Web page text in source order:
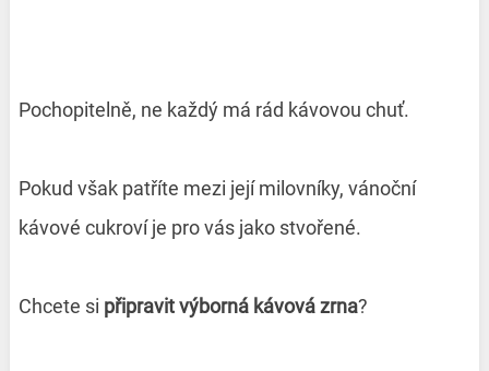
Pochopitelně, ne každý má rád kávovou chuť.
Pokud však patříte mezi její milovníky, vánoční
kávové cukroví je pro vás jako stvořené.
Chcete si připravit výborná kávová zrna?